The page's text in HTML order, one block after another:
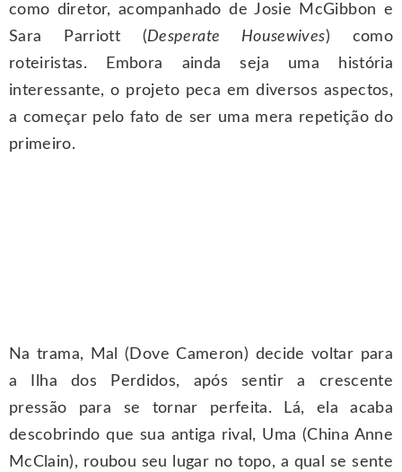
como diretor, acompanhado de Josie McGibbon e
Sara Parriott (Desperate Housewives) como
roteiristas. Embora ainda seja uma história
interessante, o projeto peca em diversos aspectos,
a começar pelo fato de ser uma mera repetição do
primeiro.
Na trama, Mal (Dove Cameron) decide voltar para
a Ilha dos Perdidos, após sentir a crescente
pressão para se tornar perfeita. Lá, ela acaba
descobrindo que sua antiga rival, Uma (China Anne
McClain), roubou seu lugar no topo, a qual se sente